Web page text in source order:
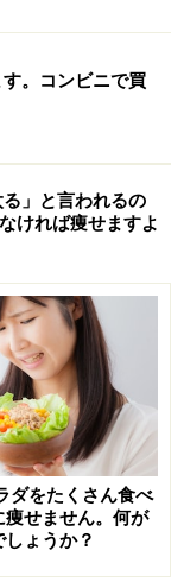
。コンビニで買
」と言われるの
ければ痩せますよ
ダをたくさん食べ
痩せません。何が
ょうか？